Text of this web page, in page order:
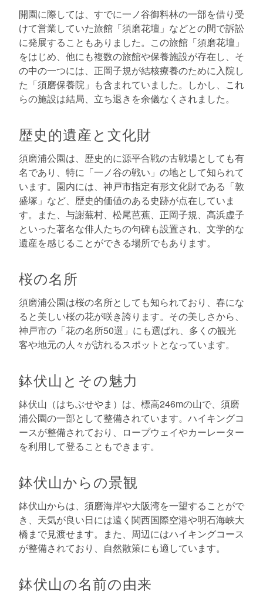
開園に際しては、すでに一ノ谷御料林の一部を借り受
けて営業していた旅館「須磨花壇」などとの間で訴訟
に発展することもありました。この旅館「須磨花壇」
をはじめ、他にも複数の旅館や保養施設が存在し、そ
の中の一つには、正岡子規が結核療養のために入院し
た「須磨保養院」も含まれていました。しかし、これ
らの施設は結局、立ち退きを余儀なくされました。
歴史的遺産と文化財
須磨浦公園は、歴史的に源平合戦の古戦場としても有
名であり、特に「一ノ谷の戦い」の地として知られて
います。園内には、神戸市指定有形文化財である「敦
盛塚」など、歴史的価値のある史跡が点在していま
す。また、与謝蕪村、松尾芭蕉、正岡子規、高浜虚子
といった著名な俳人たちの句碑も設置され、文学的な
遺産を感じることができる場所でもあります。
桜の名所
須磨浦公園は桜の名所としても知られており、春にな
ると美しい桜の花が咲き誇ります。その美しさから、
神戸市の「花の名所50選」にも選ばれ、多くの観光
客や地元の人々が訪れるスポットとなっています。
鉢伏山とその魅力
鉢伏山（はちぶせやま）は、標高246mの山で、須磨
浦公園の一部として整備されています。ハイキングコ
ースが整備されており、ロープウェイやカーレーター
を利用して登ることもできます。
鉢伏山からの景観
鉢伏山からは、須磨海岸や大阪湾を一望することがで
き、天気が良い日には遠く関西国際空港や明石海峡大
橋まで見渡せます。また、周辺にはハイキングコース
が整備されており、自然散策にも適しています。
鉢伏山の名前の由来